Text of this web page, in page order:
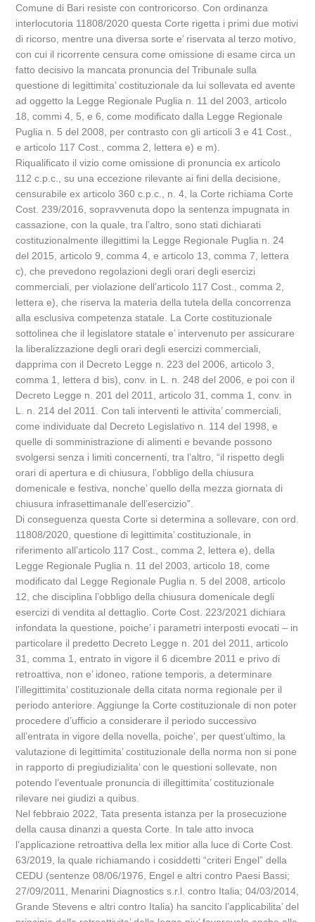
Comune di Bari resiste con controricorso. Con ordinanza
interlocutoria 11808/2020 questa Corte rigetta i primi due motivi
di ricorso, mentre una diversa sorte e’ riservata al terzo motivo,
con cui il ricorrente censura come omissione di esame circa un
fatto decisivo la mancata pronuncia del Tribunale sulla
questione di legittimita’ costituzionale da lui sollevata ed avente
ad oggetto la Legge Regionale Puglia n. 11 del 2003, articolo
18, commi 4, 5, e 6, come modificato dalla Legge Regionale
Puglia n. 5 del 2008, per contrasto con gli articoli 3 e 41 Cost.,
e articolo 117 Cost., comma 2, lettera e) e m).
Riqualificato il vizio come omissione di pronuncia ex articolo
112 c.p.c., su una eccezione rilevante ai fini della decisione,
censurabile ex articolo 360 c.p.c., n. 4, la Corte richiama Corte
Cost. 239/2016, sopravvenuta dopo la sentenza impugnata in
cassazione, con la quale, tra l’altro, sono stati dichiarati
costituzionalmente illegittimi la Legge Regionale Puglia n. 24
del 2015, articolo 9, comma 4, e articolo 13, comma 7, lettera
c), che prevedono regolazioni degli orari degli esercizi
commerciali, per violazione dell’articolo 117 Cost., comma 2,
lettera e), che riserva la materia della tutela della concorrenza
alla esclusiva competenza statale. La Corte costituzionale
sottolinea che il legislatore statale e’ intervenuto per assicurare
la liberalizzazione degli orari degli esercizi commerciali,
dapprima con il Decreto Legge n. 223 del 2006, articolo 3,
comma 1, lettera d bis), conv. in L. n. 248 del 2006, e poi con il
Decreto Legge n. 201 del 2011, articolo 31, comma 1, conv. in
L. n. 214 del 2011. Con tali interventi le attivita’ commerciali,
come individuate dal Decreto Legislativo n. 114 del 1998, e
quelle di somministrazione di alimenti e bevande possono
svolgersi senza i limiti concernenti, tra l’altro, “il rispetto degli
orari di apertura e di chiusura, l’obbligo della chiusura
domenicale e festiva, nonche’ quello della mezza giornata di
chiusura infrasettimanale dell’esercizio”.
Di conseguenza questa Corte si determina a sollevare, con ord.
11808/2020, questione di legittimita’ costituzionale, in
riferimento all’articolo 117 Cost., comma 2, lettera e), della
Legge Regionale Puglia n. 11 del 2003, articolo 18, come
modificato dal Legge Regionale Puglia n. 5 del 2008, articolo
12, che disciplina l’obbligo della chiusura domenicale degli
esercizi di vendita al dettaglio. Corte Cost. 223/2021 dichiara
infondata la questione, poiche’ i parametri interposti evocati – in
particolare il predetto Decreto Legge n. 201 del 2011, articolo
31, comma 1, entrato in vigore il 6 dicembre 2011 e privo di
retroattiva, non e’ idoneo, ratione temporis, a determinare
l’illegittimita’ costituzionale della citata norma regionale per il
periodo anteriore. Aggiunge la Corte costituzionale di non poter
procedere d’ufficio a considerare il periodo successivo
all’entrata in vigore della novella, poiche’, per quest’ultimo, la
valutazione di legittimita’ costituzionale della norma non si pone
in rapporto di pregiudizialita’ con le questioni sollevate, non
potendo l’eventuale pronuncia di illegittimita’ costituzionale
rilevare nei giudizi a quibus.
Nel febbraio 2022, Tata presenta istanza per la prosecuzione
della causa dinanzi a questa Corte. In tale atto invoca
l’applicazione retroattiva della lex mitior alla luce di Corte Cost.
63/2019, la quale richiamando i cosiddetti “criteri Engel” della
CEDU (sentenze 08/06/1976, Engel e altri contro Paesi Bassi;
27/09/2011, Menarini Diagnostics s.r.l. contro Italia; 04/03/2014,
Grande Stevens e altri contro Italia) ha sancito l’applicabilita’ del